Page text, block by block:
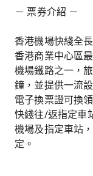
－ 票券介紹 －
香港機場快綫全
香港商業中心區
機場鐵路之一，
鐘，並提供一流
電子換票證可換
快綫往/返指定車
機場及指定車站
定。